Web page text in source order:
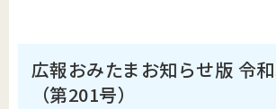
広報おみたまお知らせ版 令
（第201号）